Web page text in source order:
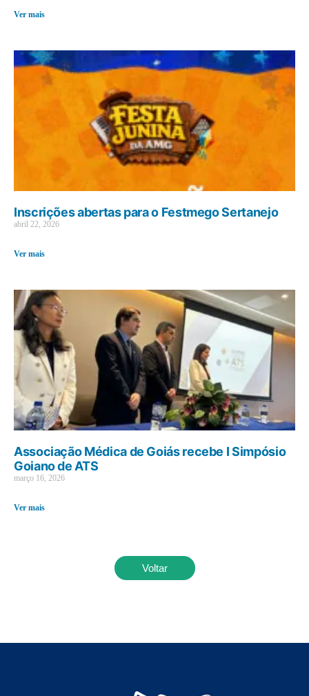
Ver mais
Inscrições abertas para o Festmego Sertanejo
abril 22, 2026
Ver mais
Associação Médica de Goiás recebe I Simpósio
Goiano de ATS
março 16, 2026
Ver mais
Voltar